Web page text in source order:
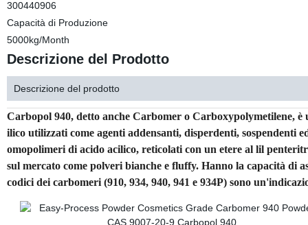
300440906
Capacità di Produzione
5000kg/Month
Descrizione del Prodotto
Descrizione del prodotto
Carbopol 940, detto anche Carbomer o Carboxypolymetilene,
ilico utilizzati come agenti addensanti, disperdenti, sospendenti
omopolimeri di acido acilico, reticolati con un etere al lil
sul mercato come polveri bianche e fluffy. Hanno la capacità di
codici dei carbomeri (910, 934, 940, 941 e 934P) sono